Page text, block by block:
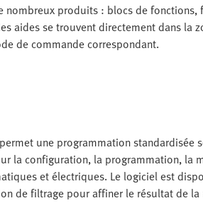
produits : blocs de
aides se trouvent directement dans la
de commande correspondant.
une programmation standardisée
la configuration, la programmation, la
et électriques. Le logiciel est
de filtrage pour affiner le résultat de la